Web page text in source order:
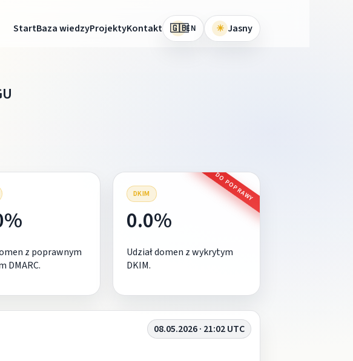
StartBaza wiedzyProjektyKontakt 🇬🇧EN ☀ Jasny
z poprawnym
DMARC.
DKIM DO POPRAWY
0.0%
Udział domen z wykrytym
DKIM.
08.05.2026 · 21:02 UTC